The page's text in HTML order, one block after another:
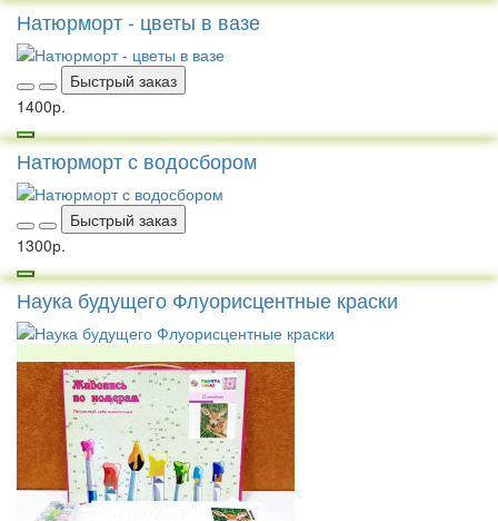
Натюрморт - цветы в вазе
Быстрый заказ
1400р.
Натюрморт с водосбором
Быстрый заказ
1300р.
Наука будущего Флуорисцентные краски